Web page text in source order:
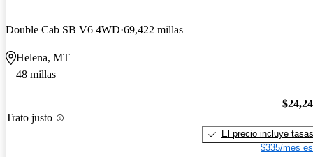
Double Cab SB V6 4WD 69,422 millas
Helena, MT
48 millas
Trato justo
El precio incluye tasas
$335/mes